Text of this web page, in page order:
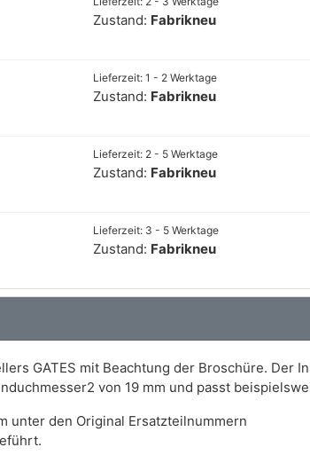
Zustand: Fabrikneu
Lieferzeit: 1 - 2 Werktage
Zustand: Fabrikneu
Lieferzeit: 2 - 5 Werktage
Zustand: Fabrikneu
Lieferzeit: 3 - 5 Werktage
Zustand: Fabrikneu
GATES mit Beachtung der Broschüre. Der
von 19 mm und passt
unter den Original Ersatzteilnummern